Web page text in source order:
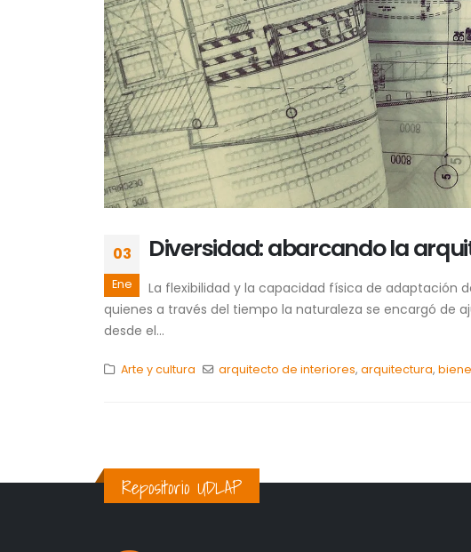
03
Ene
Diversidad: abarcando la
La flexibilidad y la capacidad física de adaptación
quienes a través del tiempo la naturaleza se encargó de
desde el...
Arte y cultura arquitecto de interiores,arquitectura,
Repositorio UDLAP